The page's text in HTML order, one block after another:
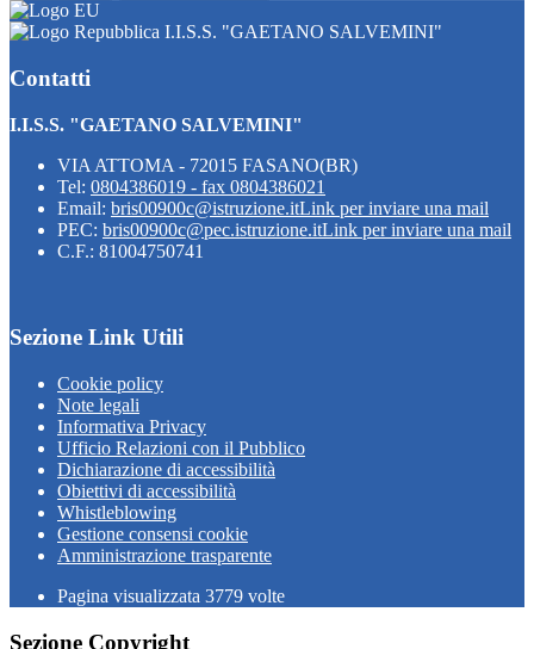
I.I.S.S. "GAETANO SALVEMINI"
Contatti
I.I.S.S. "GAETANO SALVEMINI"
VIA ATTOMA - 72015 FASANO(BR)
Tel: 0804386019 - fax 0804386021
Email: bris00900c@istruzione.itLink per inviare una mail
PEC: bris00900c@pec.istruzione.itLink per inviare una mail
C.F.: 81004750741
Sezione Link Utili
Cookie policy
Note legali
Informativa Privacy
Ufficio Relazioni con il Pubblico
Dichiarazione di accessibilità
Obiettivi di accessibilità
Whistleblowing
Gestione consensi cookie
Amministrazione trasparente
Pagina visualizzata 3779 volte
Sezione Copyright